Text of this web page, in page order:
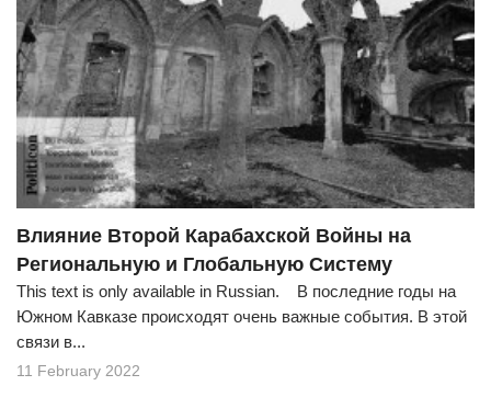
Влияние Второй Карабахской Войны на
Региональную и Глобальную Систему
This text is only available in Russian. В последние годы на
Южном Кавказе происходят очень важные события. В этой
связи в...
11 February 2022